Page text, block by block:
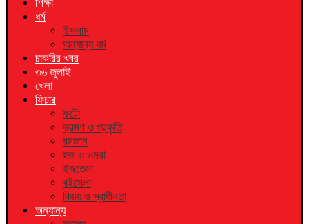
শিক্ষা
ধর্ম
ইসলাম
অন্যান্য ধর্ম
চাকরির খবর
৩৬ জুলাই
খেলা
ফিচার
ফটো
ভ্রমণ ও প্রকৃতি
রমজান
হজ ও ওমরা
ইজতেমা
বইমেলা
বিজয় ও স্বাধীনতা
অন্যান্য